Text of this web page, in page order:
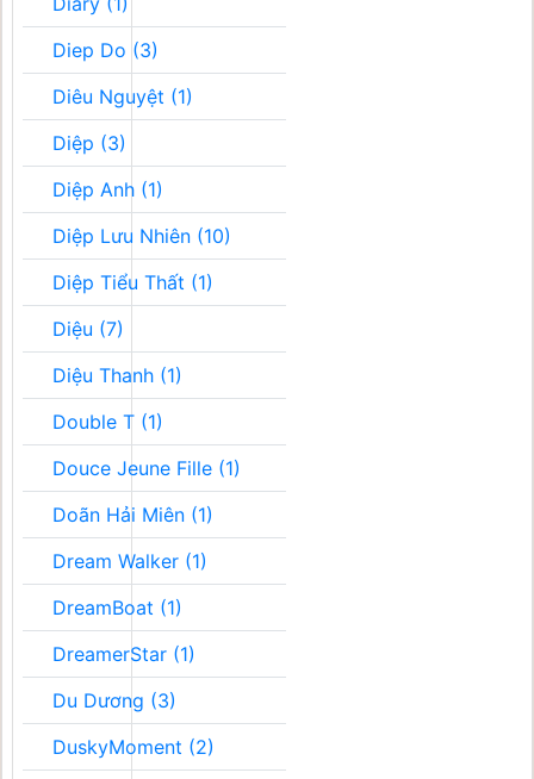
Diep Do (3)
Diêu Nguyệt (1)
Diệp (3)
Diệp Anh (1)
Diệp Lưu Nhiên (10)
Diệp Tiểu Thất (1)
Diệu (7)
Diệu Thanh (1)
Double T (1)
Douce Jeune Fille (1)
Doãn Hải Miên (1)
Dream Walker (1)
DreamBoat (1)
DreamerStar (1)
Du Dương (3)
DuskyMoment (2)